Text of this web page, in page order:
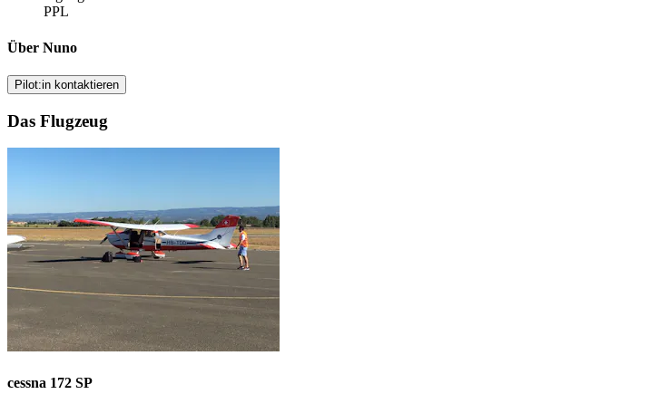
PPL
Über Nuno
Pilot:in kontaktieren
Das Flugzeug
cessna 172 SP